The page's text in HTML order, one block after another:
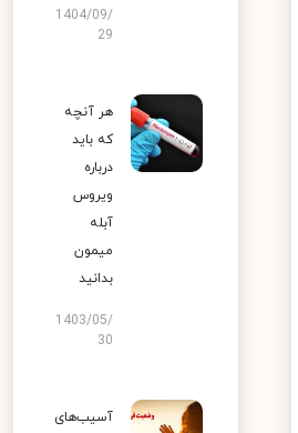
1404/09/
29
هر آنچه
که باید
درباره
ویروس
آبله
میمون
بدانید
1403/05/
30
آسیب‌های